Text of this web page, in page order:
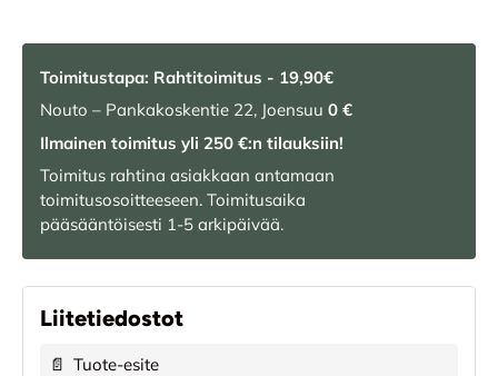
Toimitustapa: Rahtitoimitus - 19,90€
Nouto – Pankakoskentie 22, Joensuu 0 €
Ilmainen toimitus yli 250 €:n tilauksiin!
Toimitus rahtina asiakkaan antamaan
toimitusosoitteeseen. Toimitusaika
pääsääntöisesti 1-5 arkipäivää.
Liitetiedostot
📄 Tuote-esite